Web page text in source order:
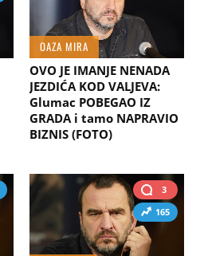
OAZA MIRA
OVO JE IMANJE NENADA
JEZDIĆA KOD VALJEVA:
Glumac POBEGAO IZ
GRADA i tamo NAPRAVIO
BIZNIS (FOTO)
3
165